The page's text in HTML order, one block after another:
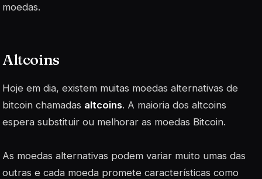
moedas.
Altcoins
Hoje em dia, existem muitas moedas alternativas de
bitcoin chamadas altcoins. A maioria dos altcoins
espera substituir ou melhorar as moedas Bitcoin.
As moedas alternativas podem variar muito umas das
outras e cada moeda promete características como